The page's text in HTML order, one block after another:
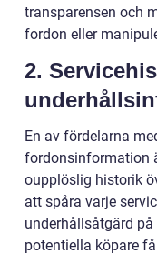
transparensen och
fordon eller
2.
En av fördelarna
fordonsinformation
oupplöslig historik
att spåra varje
underhållsåtgärd
potentiella köpare